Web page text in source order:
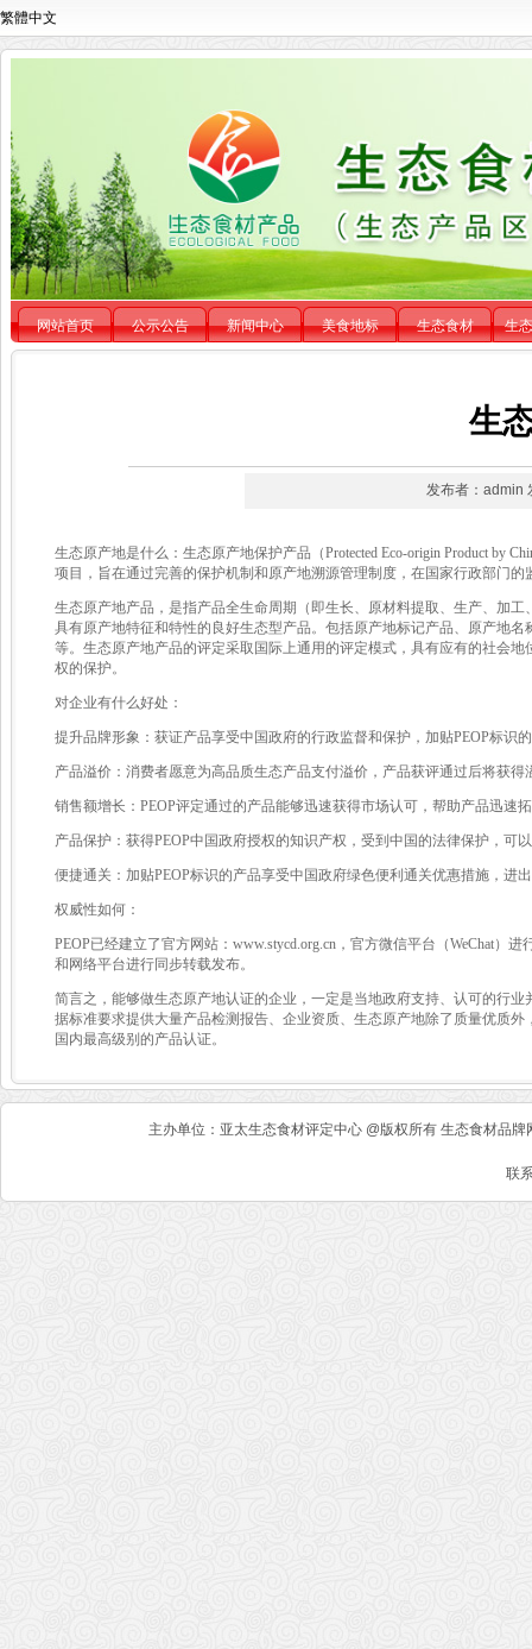
繁體中文
网站首页 公示公告 新闻中心 美食地标 生态食材 生
生
发布者：admin
生态原产地是什么：生态原产地保护产品（Protected Eco-origin Product by
项目，旨在通过完善的保护机制和原产地溯源管理制度，在国家行政部门
生态原产地产品，是指产品全生命周期（即生长、原材料提取、生产、加
具有原产地特征和特性的良好生态型产品。包括原产地标记产品、原产地
等。生态原产地产品的评定采取国际上通用的评定模式，具有应有的社会
权的保护。
对企业有什么好处：
提升品牌形象：获证产品享受中国政府的行政监督和保护，加贴PEOP标识
产品溢价：消费者愿意为高品质生态产品支付溢价，产品获评通过后将获得
销售额增长：PEOP评定通过的产品能够迅速获得市场认可，帮助产品迅速
产品保护：获得PEOP中国政府授权的知识产权，受到中国的法律保护，可
便捷通关：加贴PEOP标识的产品享受中国政府绿色便利通关优惠措施，进
权威性如何：
PEOP已经建立了官方网站：www.stycd.org.cn，官方微信平台（WeChat）
和网络平台进行同步转载发布。
简言之，能够做生态原产地认证的企业，一定是当地政府支持、认可的行
据标准要求提供大量产品检测报告、企业资质、生态原产地除了质量优质
国内最高级别的产品认证。
主办单位：亚太生态食材评定中心 @版权所有 生态食材品
联